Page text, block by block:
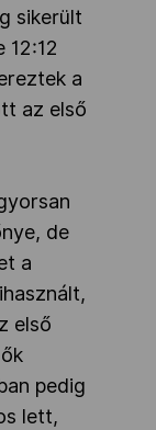
sikerült
12:12
a
az első
de
a
első
pedig
lett,